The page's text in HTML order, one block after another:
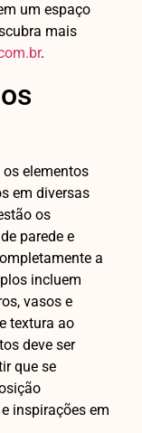
um espaço
mais
.
elementos
em diversas
os
parede e
a
incluem
vasos e
textura ao
deve ser
que se
inspirações em